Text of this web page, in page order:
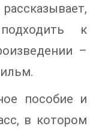
к
–
пособие и
в котором